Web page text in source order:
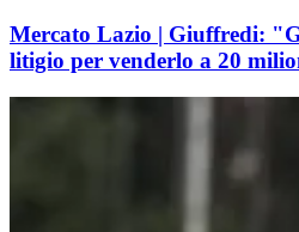
Mercato Lazio | Giuffredi:
litigio per venderlo a 20